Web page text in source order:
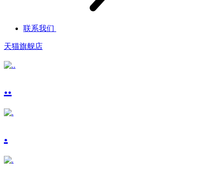
联系我们
天猫旗舰店
..
.